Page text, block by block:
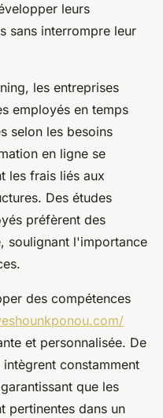
leurs
sans interrompre leur
les entreprises
employés en temps
selon les besoins
en ligne se
les frais liés aux
Des études
préfèrent des
soulignant l'importance
des compétences
et personnalisée. De
constamment
que les
pertinentes dans un